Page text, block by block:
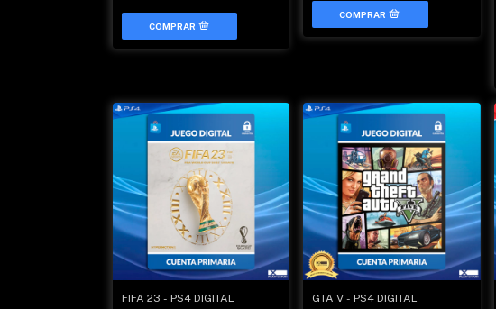
FIFA 23 - PS4 DIGITAL GTA V - PS4 DIGITAL